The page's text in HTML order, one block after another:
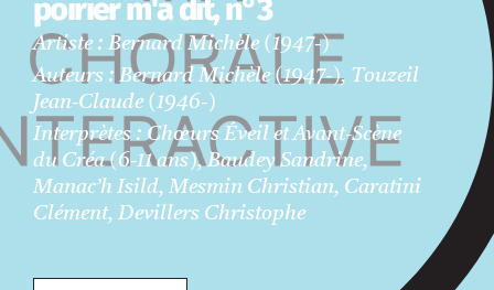
poirier m'a dit, n°3
Artiste : Bernard Michèle (1947-)
Auteurs : Bernard Michèle (1947-), Touzeil
Jean-Claude (1946-)
Interprètes : Chœurs Éveil et Avant-Scène
du Créa (6-11 ans), Baudey Sandrine,
Manac’h Isild, Mesmin Christian, Caratini
Clément, Devillers Christophe